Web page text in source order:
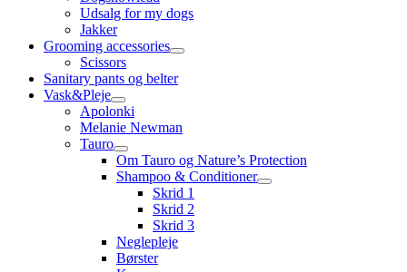
Udsalg for my dogs
Jakker
Grooming accessories
Scissors
Sanitary pants og belter
Vask&Pleje
Apolonki
Melanie Newman
Tauro
Om Tauro og Nature’s Protection
Shampoo & Conditioner
Skrid 1
Skrid 2
Skrid 3
Neglepleje
Børster